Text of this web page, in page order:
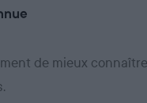
de mieux